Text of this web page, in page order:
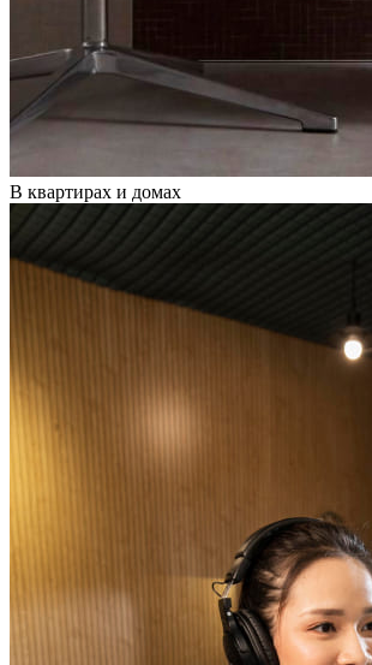
В квартирах и домах